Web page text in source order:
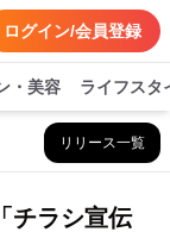
ログイン/会員登録
・美容 ライフスタ
リリース一覧
チラシ宣伝